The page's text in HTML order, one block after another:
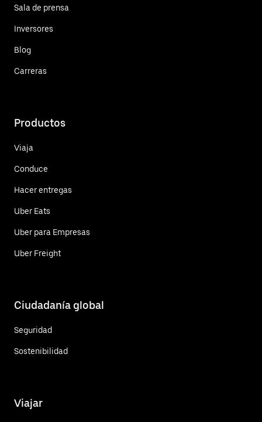
Sala de prensa
Inversores
Blog
Carreras
Productos
Viaja
Conduce
Hacer entregas
Uber Eats
Uber para Empresas
Uber Freight
Ciudadanía global
Seguridad
Sostenibilidad
Viajar